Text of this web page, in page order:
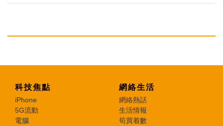
科技焦點
iPhone
5G流動
電腦
網絡生活
網絡熱話
生活情報
筍買着數